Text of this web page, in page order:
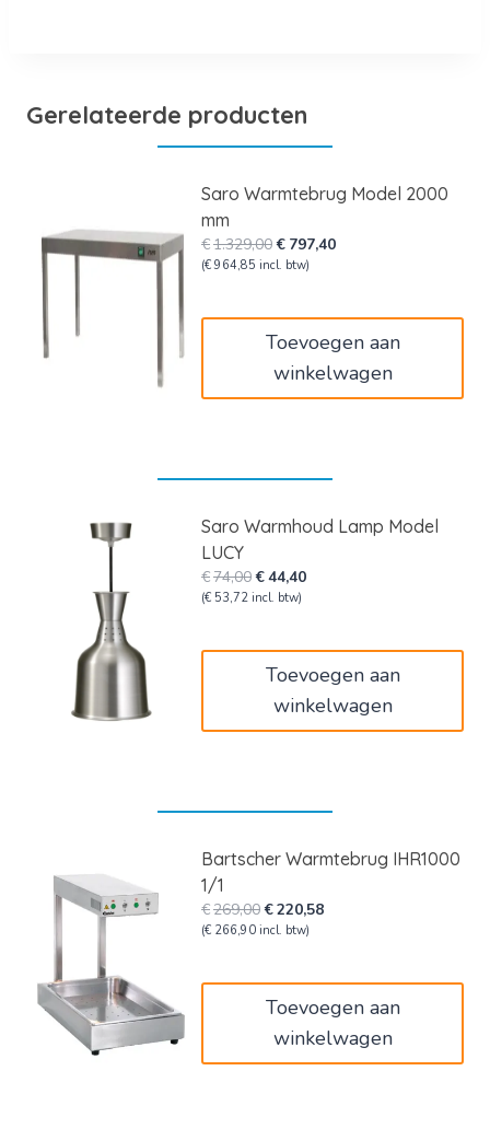
Gerelateerde producten
Saro Warmtebrug Model 2000
mm
€1.329,00Oorspronkelijke
prijs
€ 797,40Huidige
(€ 964,85 incl. btw)
Toevoegen aan
winkelwagen
Saro Warmhoud Lamp Model
LUCY
€74,00Oorspronkelijke
prijs
€44,40Huidige
(€ 53,72 incl. btw)
Toevoegen aan
winkelwagen
Bartscher Warmtebrug IHR1000
1/1
€269,00Oorspronkelijke
prijs
€220,58Huidige
(€ 266,90 incl. btw)
Toevoegen aan
winkelwagen